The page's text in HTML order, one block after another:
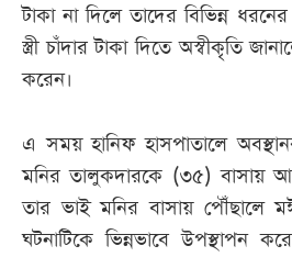
টাকা না দিলে তাদের বিভিন্ন
স্ত্রী চাঁদার টাকা দিতে অস্বীকৃতি
করেন।
এ সময় হানিফ হাসপাতালে
মনির তালুকদারকে (৩৫) বাসায়
তার ভাই মনির বাসায় পৌঁছালে
ঘটনাটিকে ভিন্নভাবে